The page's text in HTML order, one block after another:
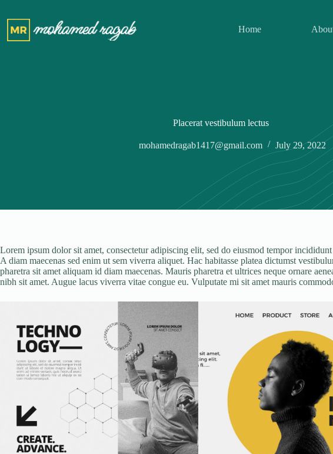
content
Home
Placerat vestibulum lectus
mohamedragab1417@gmail.com July 29, 2022
Lorem ipsum dolor sit amet, consectetur adipiscing elit, sed do eiusmod tempor
A diam maecenas sed enim ut sem viverra aliquet. Hac habitasse platea dictumst
pharetra sit amet aliquam id diam maecenas. Mauris pharetra et ultrices neque ornare
nibh sit amet. Augue lacus viverra vitae congue eu. Vulputate mi sit amet mauris